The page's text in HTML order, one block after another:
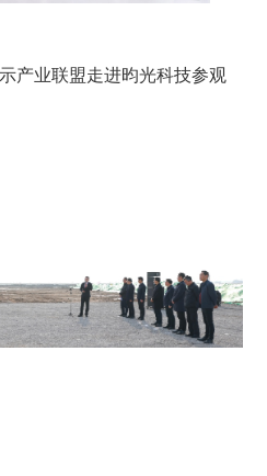
产业联盟走进昀光科技参观